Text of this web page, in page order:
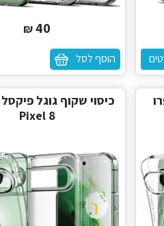
40
₪
הוסף לסל
פיקסל 8 פרו
Pixel 8